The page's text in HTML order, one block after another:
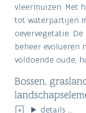
vleermuizen. Met
tot waterpartijen
oevervegetatie.
beheer evolueren
voldoende oude,
Bossen,
details ...